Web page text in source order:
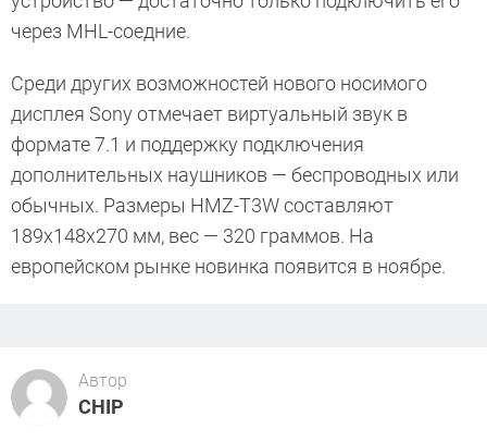
через MHL-соедние.
Среди других возможностей нового носимого
дисплея Sony отмечает виртуальный звук в
формате 7.1 и поддержку подключения
дополнительных наушников — беспроводных или
обычных. Размеры HMZ-T3W составляют
189x148x270 мм, вес — 320 граммов. На
европейском рынке новинка появится в ноябре.
Автор
CHIP